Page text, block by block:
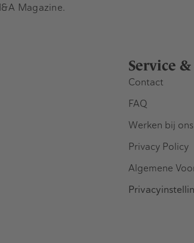
Service
Contact
FAQ
Werken bij ons
Privacy Policy
Algemene
Magazine.